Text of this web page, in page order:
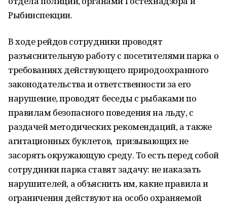
Рыбинспекции.
В ходе рейдов сотрудники проводят
разъяснительную работу с посетителями парка о
требованиях действующего природоохранного
законодательства и ответственности за его
нарушение, проводят беседы с рыбаками по
правилам безопасного поведения на льду, с
раздачей методических рекомендаций, а также
агитационных буклетов, призывающих не
засорять окружающую среду. То есть перед собой
сотрудники парка ставят задачу: не наказать
нарушителей, а объяснить им, какие правила и
ограничения действуют на особо охраняемой